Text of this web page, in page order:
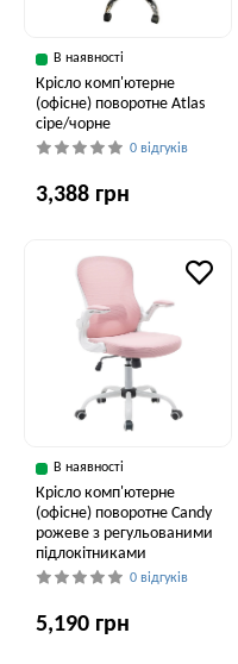
В наявності
Крісло комп'ютерне
(офісне) поворотне Atlas
сіре/чорне
0 відгуків
3,388 грн
В наявності
Крісло комп'ютерне
(офісне) поворотне Candy
рожеве з регульованими
підлокітниками
0 відгуків
5,190 грн